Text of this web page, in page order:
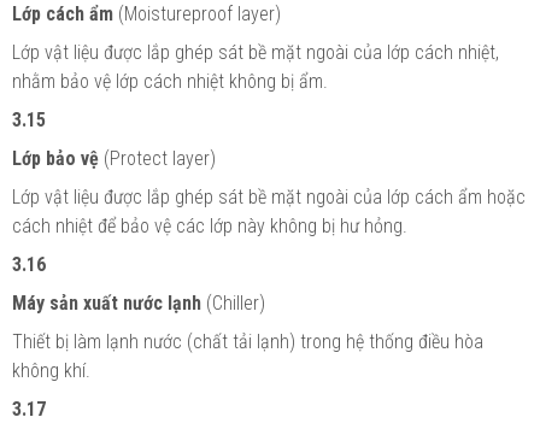
Lớp cách ẩm (Moistureproof layer)
Lớp vật liệu được lắp ghép sát bề mặt ngoài của lớp cách nhiệt,
nhằm bảo vệ lớp cách nhiệt không bị ẩm.
3.15
Lớp bảo vệ (Protect layer)
Lớp vật liệu được lắp ghép sát bề mặt ngoài của lớp cách ẩm hoặc
cách nhiệt để bảo vệ các lớp này không bị hư hỏng.
3.16
Máy sản xuất nước lạnh (Chiller)
Thiết bị làm lạnh nước (chất tải lạnh) trong hệ thống điều hòa
không khí.
3.17